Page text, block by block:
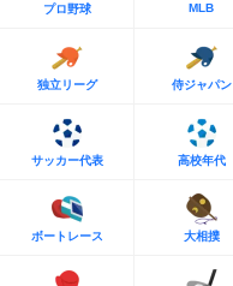
プロ野球 MLB
独立リーグ 侍ジャパン
サッカー代表 高校年代
ボートレース 大相撲